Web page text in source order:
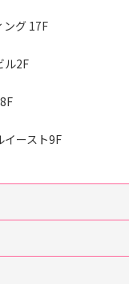
ング 17F
ル2F
イースト9F